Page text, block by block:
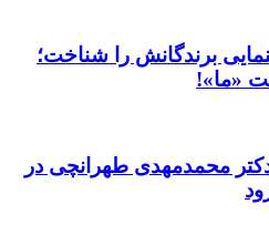
برندگانش را شناخت؛
«ما»!
محمدمهدی طهرانچی در